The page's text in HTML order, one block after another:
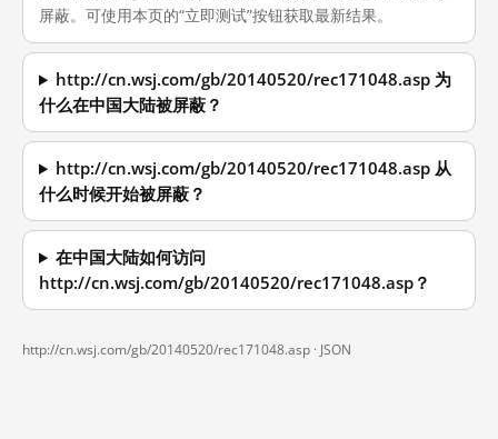
屏蔽。可使用本页的“立即测试”按钮获取最新结果。
http://cn.wsj.com/gb/20140520/rec171048.asp 为
什么在中国大陆被屏蔽？
http://cn.wsj.com/gb/20140520/rec171048.asp 从
什么时候开始被屏蔽？
在中国大陆如何访问
http://cn.wsj.com/gb/20140520/rec171048.asp？
http://cn.wsj.com/gb/20140520/rec171048.asp · JSON